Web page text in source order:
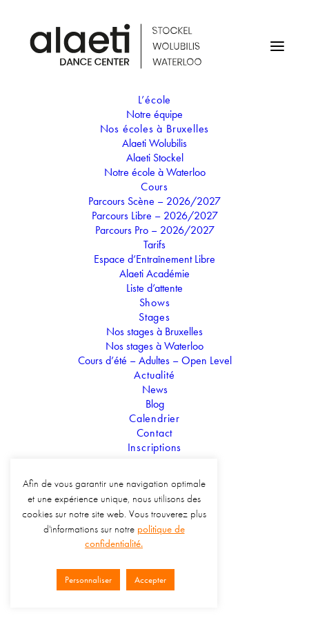
L’école
Notre équipe
Nos écoles à Bruxelles
Alaeti Wolubilis
Alaeti Stockel
Notre école à Waterloo
Cours
Parcours Scène – 2026/2027
Parcours Libre – 2026/2027
Parcours Pro – 2026/2027
Tarifs
Espace d’Entraînement Libre
Alaeti Académie
Liste d’attente
Shows
Stages
Nos stages à Bruxelles
Nos stages à Waterloo
Cours d’été – Adultes – Open Level
Actualité
News
Blog
Calendrier
Contact
Inscriptions
COURS SUSPENDUS
(VACANCES)
COURS SUSPENDUS
(VACANCES)
11.09.2022(Toute la journée) (GMT+02:00)
GOOGLE CALENDRIER
Afin de vous garantir une navigation optimale
et une expérience unique, nous utilisons des
cookies sur notre site web. Vous trouverez plus
d'informations sur notre politique de
confidentialité.
Personnaliser Accepter